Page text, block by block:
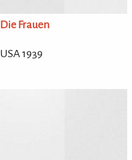
Die Frauen
USA 1939